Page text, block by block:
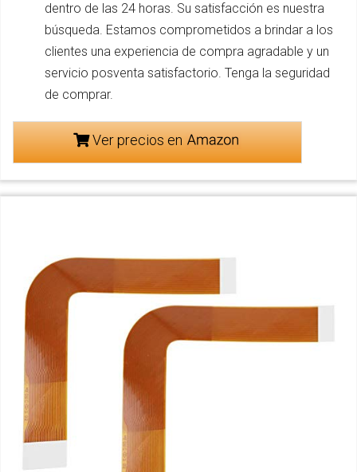
dentro de las 24 horas. Su satisfacción es nuestra
búsqueda. Estamos comprometidos a brindar a los
clientes una experiencia de compra agradable y un
servicio posventa satisfactorio. Tenga la seguridad
de comprar.
Ver precios en